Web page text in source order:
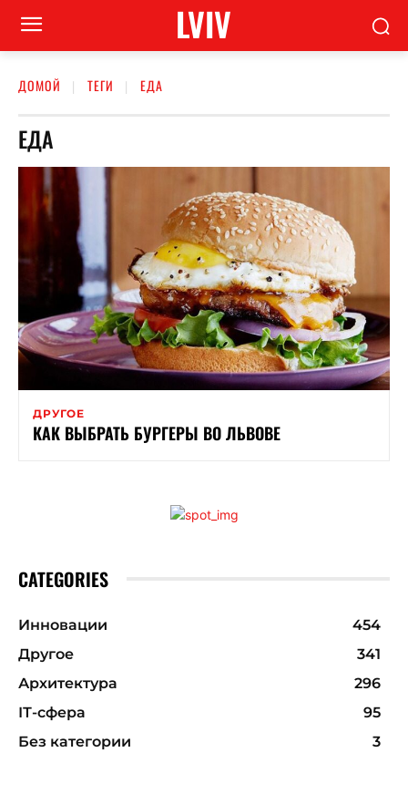
LVIV
ДОМОЙ ТЕГИ ЕДА
ЕДА
ДРУГОЕ
КАК ВЫБРАТЬ БУРГЕРЫ ВО ЛЬВОВЕ
CATEGORIES
Инновации
454
Другое
341
Архитектура
296
ІТ-сфера
95
Без категории
3